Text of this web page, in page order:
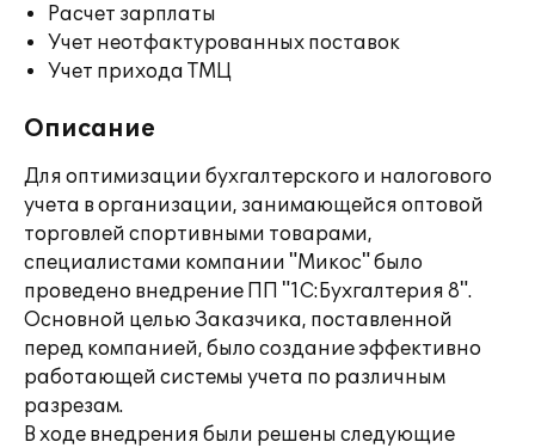
Расчет зарплаты
Учет неотфактурованных поставок
Учет прихода ТМЦ
Описание
Для оптимизации бухгалтерского и налогового
учета в организации, занимающейся оптовой
торговлей спортивными товарами,
специалистами компании "Микос" было
проведено внедрение ПП "1С:Бухгалтерия 8".
Основной целью Заказчика, поставленной
перед компанией, было создание эффективно
работающей системы учета по различным
разрезам.
В ходе внедрения были решены следующие